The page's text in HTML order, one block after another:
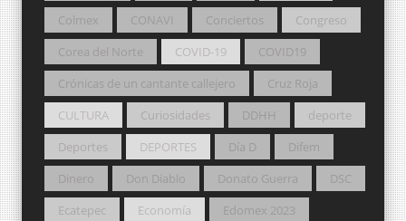
Colmex
CONAVI Conciertos
Congreso
Corea del Norte
COVID-19
COVID19
Crónicas de un cantante callejero
Cruz Roja
CULTURA
Curiosidades DDHH
deporte
Deportes
DEPORTES Día D
Difem
Dinero
Don Diablo Donato Guerra
DSC
Ecatepec
Economía
Edomex 2023